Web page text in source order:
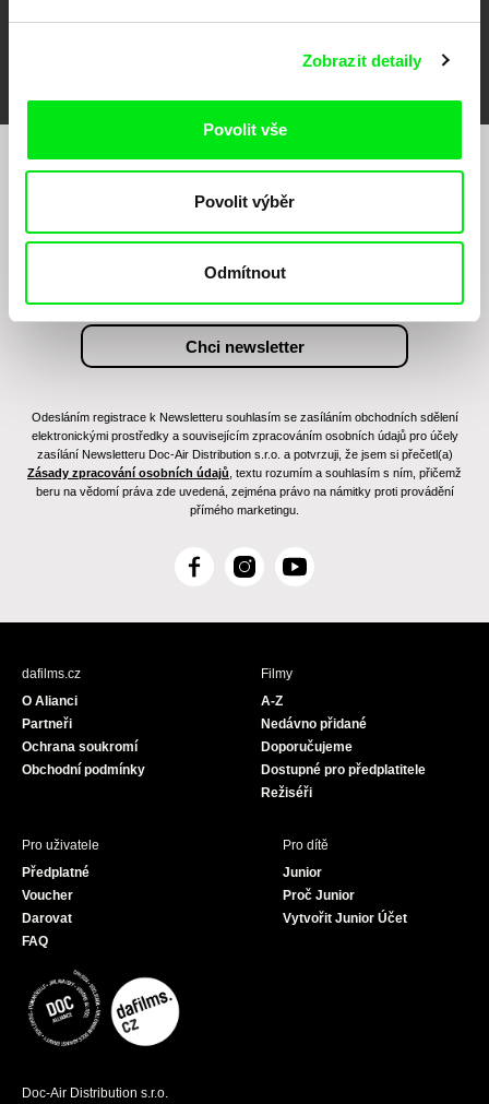
Zobrazit detaily
Povolit vše
Povolit výběr
Odmítnout
filmovém programu?
Odesláním registrace k Newsletteru souhlasím se zasíláním obchodních sdělení
elektronickými prostředky a souvisejícím zpracováním osobních údajů pro účely
zasílání Newsletteru Doc-Air Distribution s.r.o. a potvrzuji, že jsem si přečetl(a)
Zásady zpracování osobních údajů , textu rozumím a souhlasím s ním, přičemž
beru na vědomí práva zde uvedená, zejména právo na námitky proti provádění
přímého marketingu.
F
c
I
s
Y
u
dafilms.cz
O Alianci
Partneři
Ochrana soukromí
Obchodní podmínky
Filmy
A-Z
Nedávno přidané
Doporučujeme
Dostupné pro předplatitele
Režiséři
Pro uživatele
Předplatné
Voucher
Darovat
FAQ
Pro dítě
Junior
Proč Junior
Vytvořit Junior Účet
Doc-Air Distribution s.r.o.